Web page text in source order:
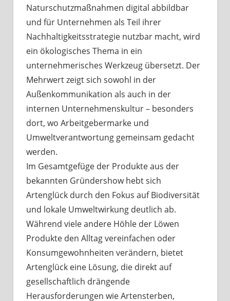
Naturschutzmaßnahmen digital abbildbar
und für Unternehmen als Teil ihrer
Nachhaltigkeitsstrategie nutzbar macht, wird
ein ökologisches Thema in ein
unternehmerisches Werkzeug übersetzt. Der
Mehrwert zeigt sich sowohl in der
Außenkommunikation als auch in der
internen Unternehmenskultur – besonders
dort, wo Arbeitgebermarke und
Umweltverantwortung gemeinsam gedacht
werden.
Im Gesamtgefüge der Produkte aus der
bekannten Gründershow hebt sich
Artenglück durch den Fokus auf Biodiversität
und lokale Umweltwirkung deutlich ab.
Während viele andere Höhle der Löwen
Produkte den Alltag vereinfachen oder
Konsumgewohnheiten verändern, bietet
Artenglück eine Lösung, die direkt auf
gesellschaftlich drängende
Herausforderungen wie Artensterben,